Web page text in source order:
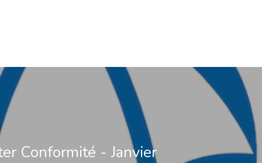
Conformité - Janvier